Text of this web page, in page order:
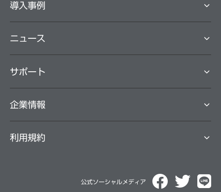
導⼊事例
ニュース
サポート
企業情報
利用規約
公式ソーシャルメディア